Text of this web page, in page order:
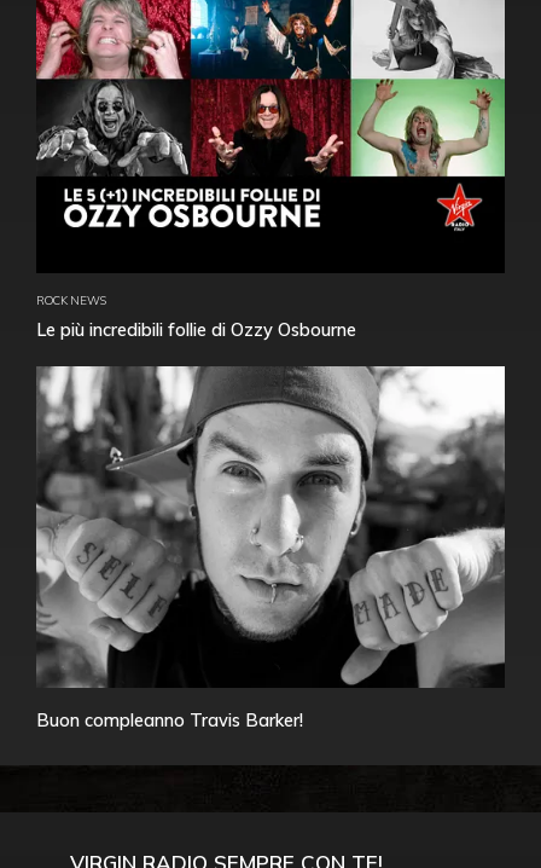
ROCK NEWS
Le più incredibili follie di Ozzy Osbourne
Buon compleanno Travis Barker!
VIRGIN RADIO SEMPRE CON TE!